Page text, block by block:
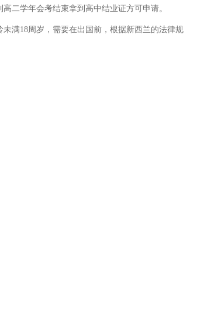
二学年会考结束拿到高中结业证方可申请。
满18周岁，需要在出国前，根据新西兰的法律规